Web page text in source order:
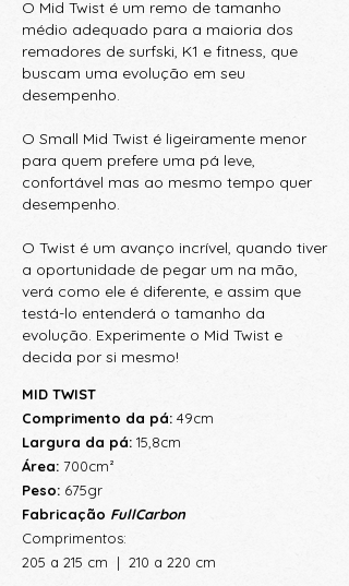
O Mid Twist é um remo de tamanho
médio adequado para a maioria dos
remadores de surfski, K1 e fitness, que
buscam uma evolução em seu
desempenho.
O Small Mid Twist é ligeiramente menor
para quem prefere uma pá leve,
confortável mas ao mesmo tempo quer
desempenho.
O Twist é um avanço incrível, quando tiver
a oportunidade de pegar um na mão,
verá como ele é diferente, e assim que
testá-lo entenderá o tamanho da
evolução. Experimente o Mid Twist e
decida por si mesmo!
MID TWIST
Comprimento da pá: 49cm
Largura da pá: 15,8cm
Área: 700cm²
Peso: 675gr
Fabricação FullCarbon
Comprimentos:
205 a 215 cm | 210 a 220 cm